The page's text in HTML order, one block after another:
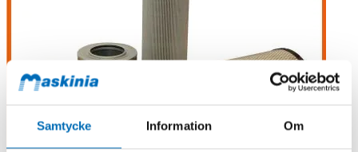
Samtycke Information Om